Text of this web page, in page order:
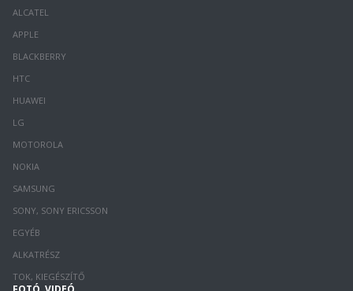
ALCATEL
APPLE
BLACKBERRY
HTC
HUAWEI
LG
MOTOROLA
NOKIA
SAMSUNG
SONY, SONY ERICSSON
EGYÉB
ALKATRÉSZ
TOK, KIEGÉSZÍTŐ